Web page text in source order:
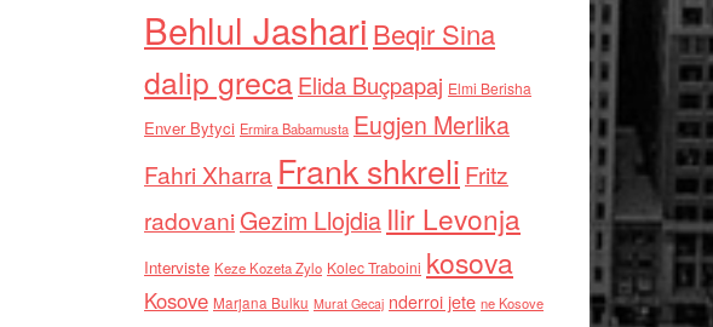
Behlul Jashari Beqir Sina
dalip grecaElida Buçpapaj Elmi Berisha
Enver Bytyci Ermira Babamusta Eugjen Merlika
Fahri Xharra Frank shkreli Fritz
radovaniGezim Llojdia Ilir Levonja
Interviste Keze Kozeta Zylo Kolec Traboini kosova
Kosove Marjana Bulku Murat Gecaj nderroi jete ne Kosove